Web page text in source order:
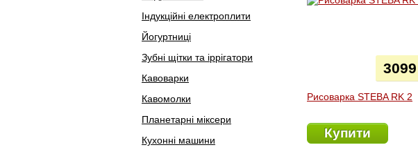
Індукційні електроплити
Йогуртниці
Зубні щітки та іррігатори
Кавоварки
Кавомолки
Планетарні міксери
Кухонні машини
Рисоварка STEBA RK 2
3099
Купити